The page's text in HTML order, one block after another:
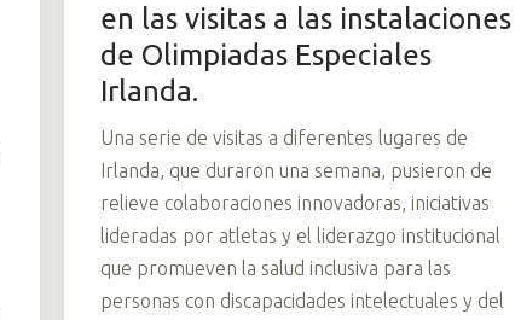
en las visitas a las instalaciones
de Olimpiadas Especiales
Irlanda.
Una serie de visitas a diferentes lugares de
Irlanda, que duraron una semana, pusieron de
relieve colaboraciones innovadoras, iniciativas
lideradas por atletas y el liderazgo institucional
que promueven la salud inclusiva para las
personas con discapacidades intelectuales y del